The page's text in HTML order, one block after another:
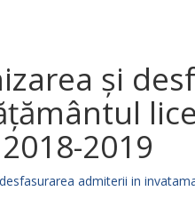
și
2019
admiterii in